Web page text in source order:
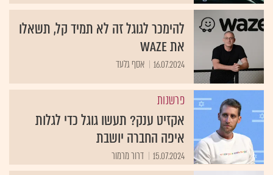
להימכר לגוגל זה לא תמיד קל, תשאלו
את Waze
16.07.2024 אסף גלעד
פרשנות
אקזיט ענק? תעשו גוגל כדי לגלות
איפה החברה יושבת
15.07.2024 דרור מרמור